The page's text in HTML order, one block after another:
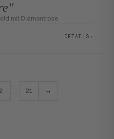
mit Diamantrose
DETAILS→
2 … 21 →